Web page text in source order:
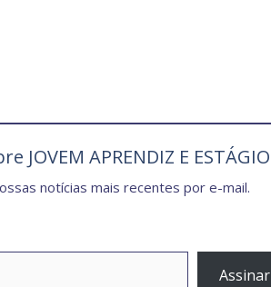
JOVEM APRENDIZ E ESTÁGIO
notícias mais recentes por e-mail.
Assinar